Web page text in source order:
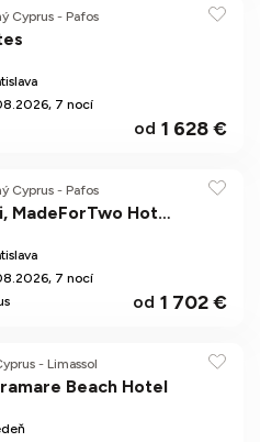
Cyprus - Pafos
7 nocí
1 628 €
od
Cyprus - Pafos
Hotel Amavi, MadeForTwo Hotels (Adults Only)
7 nocí
1 702 €
od
- Limassol
Beach Hotel